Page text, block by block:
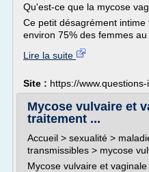
Qu'est-ce que la mycose
Ce petit désagrément
environ 75% des femmes au
Lire la suite
Site : https://
Mycose vulvaire et
traitement ...
Accueil > sexualité >
transmissibles > mycose
Mycose vulvaire et vaginale